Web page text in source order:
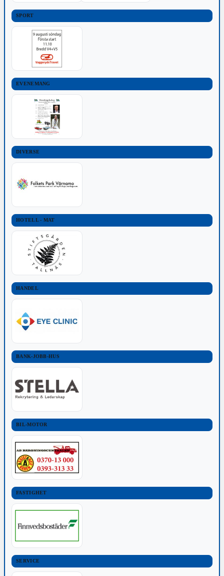
SPORT
EVENEMANG
DIVERSE
HOTELL - MAT
HANDEL
BANK-JOBB-HUS
BIL-MOTOR
FASTIGHET
SERVICE